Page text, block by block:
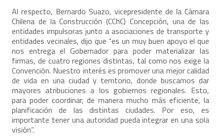
Al respecto, Bernardo Suazo, vicepresidente de la Cámara
Chilena de la Construcción (CChC) Concepción, una de las
entidades impulsoras junto a asociaciones de transporte y
entidades vecinales, dijo que “es un muy buen apoyo el que
nos entrega el Gobernador para poder materializar las
firmas, de cuatro regiones distintas, tal como nos exige la
Convención. Nuestro interés es promover una mejor calidad
de vida en una ciudad y territorio, donde buscamos dar
mayores atribuciones a los gobiernos regionales. Esto,
para poder coordinar, de manera mucho más eficiente, la
planificación de las distintas ciudades. Por eso, es
importante tener una autoridad pueda integrar en una sola
visión”.